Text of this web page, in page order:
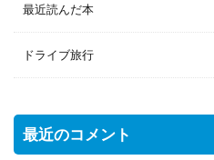
最近読んだ本
ドライブ旅行
最近のコメント